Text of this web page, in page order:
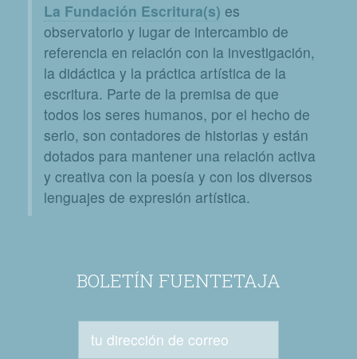
La Fundación Escritura(s) es
observatorio y lugar de intercambio de
referencia en relación con la investigación,
la didáctica y la práctica artística de la
escritura. Parte de la premisa de que
todos los seres humanos, por el hecho de
serlo, son contadores de historias y están
dotados para mantener una relación activa
y creativa con la poesía y con los diversos
lenguajes de expresión artística.
BOLETÍN FUENTETAJA